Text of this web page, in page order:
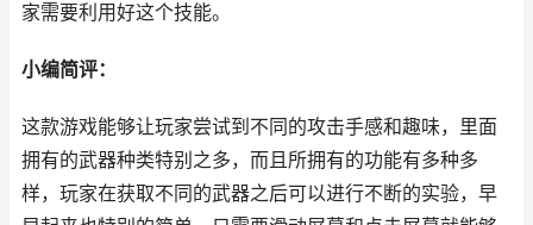
家需要利用好这个技能。
小编简评：
这款游戏能够让玩家尝试到不同的攻击手感和趣味，里面
拥有的武器种类特别之多，而且所拥有的功能有多种多
样，玩家在获取不同的武器之后可以进行不断的实验，早